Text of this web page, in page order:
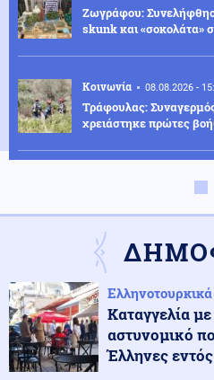
Ζωγράφου:
skunk και «σοκολάτα»
Κοινωνία 08.08.2026 -
Τράφουλας:
χρειάστηκε πρώτες
08.08.2026 -
του
Κόσμος
Η Γαλλία
άσκηση ετοιμότητας
Στρατός Ξηράς
Ελληνοτουρκικά
Καταγγελία
αστυνομικό
Έλληνες